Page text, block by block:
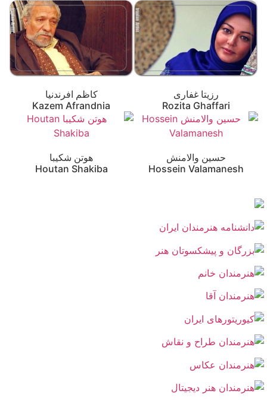
رزیتا غفاری
Rozita Ghaffari
کاظم افرندنیا
Kazem Afrandnia
حسین والامنش
Hossein Valamanesh
هوتن شکیبا
Houtan Shakiba